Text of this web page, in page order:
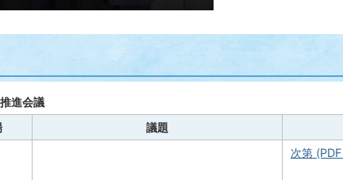
進会議
議題
次第